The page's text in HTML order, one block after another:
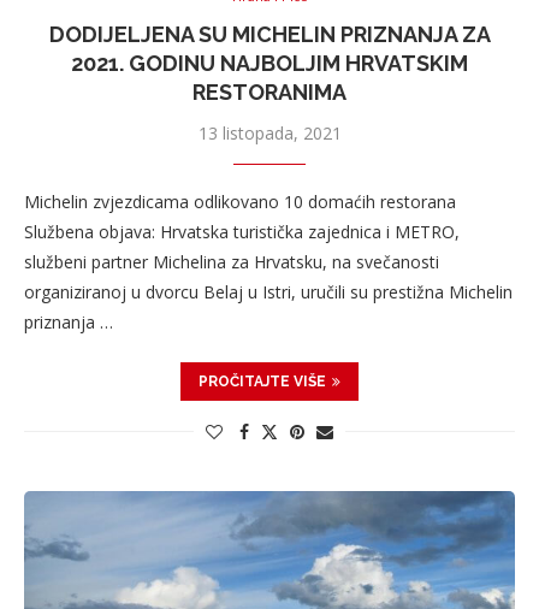
DODIJELJENA SU MICHELIN PRIZNANJA ZA
2021. GODINU NAJBOLJIM HRVATSKIM
RESTORANIMA
13 listopada, 2021
Michelin zvjezdicama odlikovano 10 domaćih restorana
Službena objava: Hrvatska turistička zajednica i METRO,
službeni partner Michelina za Hrvatsku, na svečanosti
organiziranoj u dvorcu Belaj u Istri, uručili su prestižna Michelin
priznanja …
PROČITAJTE VIŠE